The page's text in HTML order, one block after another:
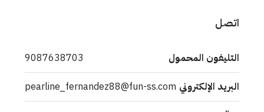
اتصل
التليفون المحمول 9087638703
البريد الإلكتروني pearline_fernandez88@fun-ss.com